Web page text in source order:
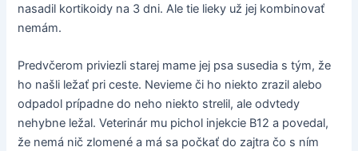
nasadil kortikoidy na 3 dni. Ale tie lieky už jej kombinovať
nemám.
Predvčerom priviezli starej mame jej psa susedia s tým, že
ho našli ležať pri ceste. Nevieme či ho niekto zrazil alebo
odpadol prípadne do neho niekto strelil, ale odvtedy
nehybne ležal. Veterinár mu pichol injekcie B12 a povedal,
že nemá nič zlomené a má sa počkať do zajtra čo s ním